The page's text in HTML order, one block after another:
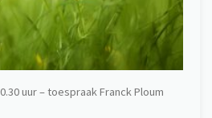
uur – toespraak Franck Ploum